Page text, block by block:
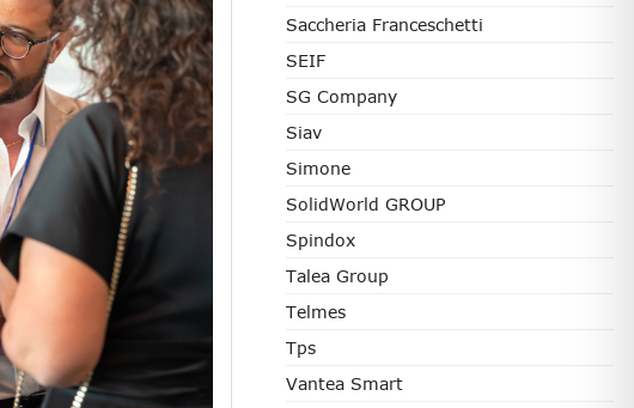
Saccheria Franceschetti
SEIF
SG Company
Siav
Simone
SolidWorld GROUP
Spindox
Talea Group
Telmes
Tps
Vantea Smart